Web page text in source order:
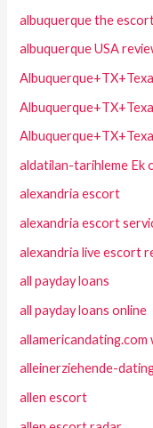
albuquerque the
albuquerque USA
aldatilan-tarihleme Ek
alexandria escort
alexandria escort
alexandria live escort
all payday loans
all payday loans online
alleinerziehende-
allen escort